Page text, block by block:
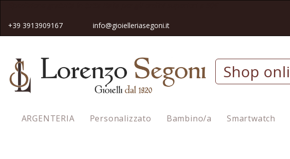
+39 3913909167 info@gioielleriasegoni.it
Shop
ARGENTERIA Personalizzato Bambino/a Smartwatch